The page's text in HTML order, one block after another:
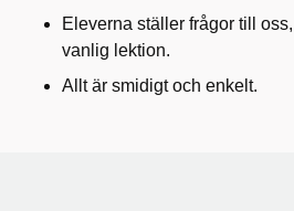
Eleverna ställer frågor till
vanlig lektion.
Allt är smidigt och enkelt.